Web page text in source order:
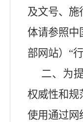
及文号、施
体请参照中
部网站） “
二、为
权威性和规
使用通过网